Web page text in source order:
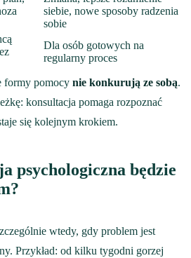
siebie, nowe sposoby radzenia
sobie
Dla osób gotowych na
regularny proces
formy pomocy nie konkurują ze sobą.
konsultacja pomaga rozpoznać
się kolejnym krokiem.
psychologiczna będzie
wtedy, gdy problem jest
Przykład: od kilku tygodni gorzej